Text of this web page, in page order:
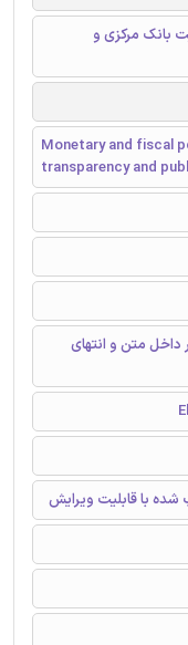
بانک مرکزی و
Monetary and fiscal
transparency and
داخل متن و انتهای